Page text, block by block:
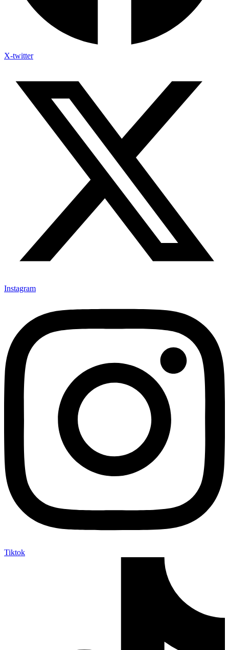
X-twitter
Instagram
Tiktok